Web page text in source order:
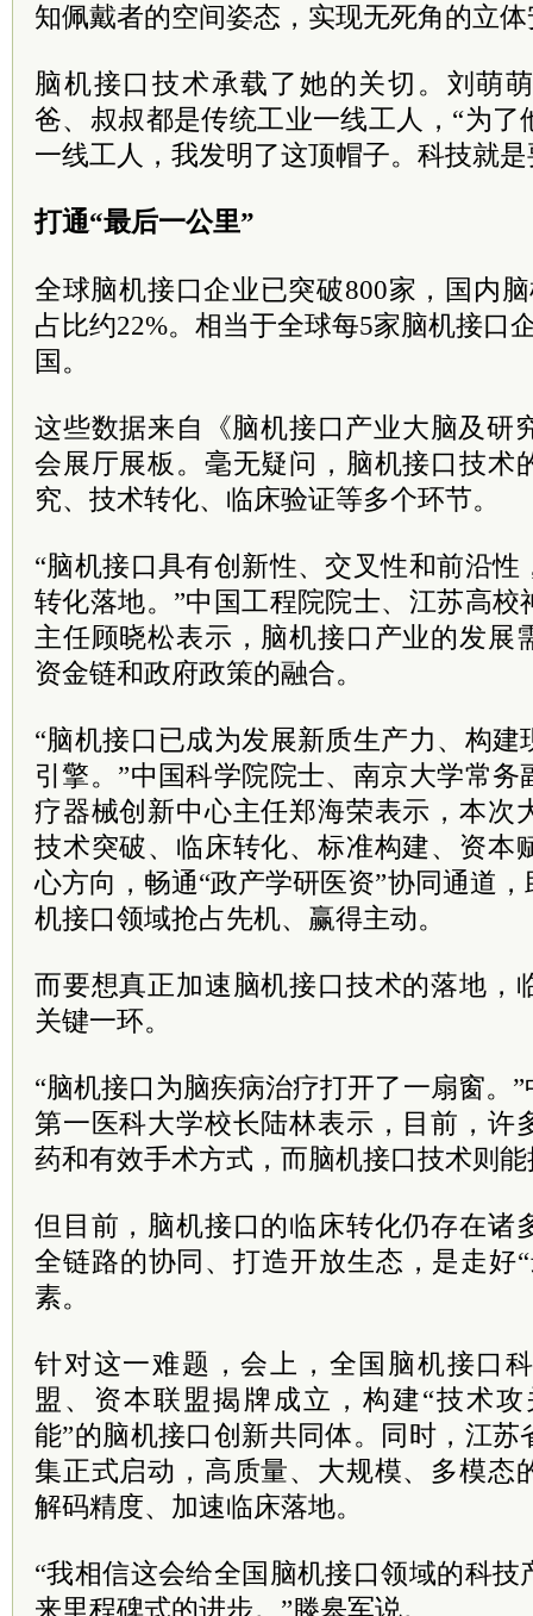
知佩戴者的空间姿态，实现无死角的立
脑机接口技术承载了她的关切。刘萌
爸、叔叔都是传统工业一线工人，“为
一线工人，我发明了这顶帽子。科技就
打通“最后一公里”
全球脑机接口企业已突破800家，国内
占比约22%。相当于全球每5家脑机接口
国。
这些数据来自《脑机接口产业大脑及研
会展厅展板。毫无疑问，脑机接口技术
究、技术转化、临床验证等多个环节。
“脑机接口具有创新性、交叉性和前沿
转化落地。”中国工程院院士、江苏高
主任顾晓松表示，脑机接口产业的发展
资金链和政府政策的融合。
“脑机接口已成为发展新质生产力、构
引擎。”中国科学院院士、南京大学常
疗器械创新中心主任郑海荣表示，本次
技术突破、临床转化、标准构建、资本
心方向，畅通“政产学研医资”协同通道
机接口领域抢占先机、赢得主动。
而要想真正加速脑机接口技术的落地，
关键一环。
“脑机接口为脑疾病治疗打开了一扇窗。
第一医科大学校长陆林表示，目前，许
药和有效手术方式，而脑机接口技术则
但目前，脑机接口的临床转化仍存在诸
全链路的协同、打造开放生态，是走好
素。
针对这一难题，会上，全国脑机接口
盟、资本联盟揭牌成立，构建“技术
能”的脑机接口创新共同体。同时，江
集正式启动，高质量、大规模、多模态
解码精度、加速临床落地。
“我相信这会给全国脑机接口领域的科
来里程碑式的进步。”滕皋军说。